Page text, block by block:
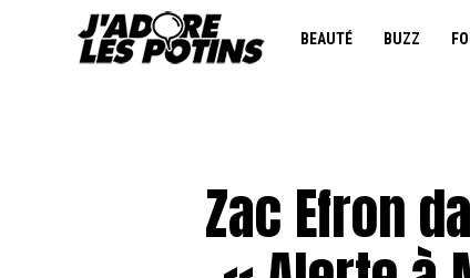
BEAUTÉ BUZZ
Zac Efron